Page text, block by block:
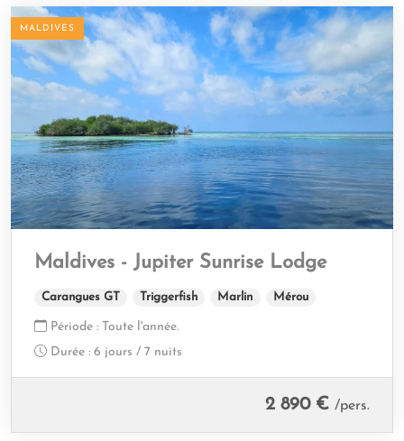
MALDIVES
Maldives - Jupiter Sunrise Lodge
Carangues GT Triggerfish Marlin Mérou
Période : Toute l'année.
Durée : 6 jours / 7 nuits
2 890 € /pers.